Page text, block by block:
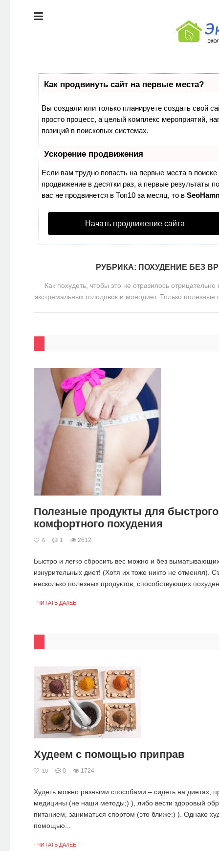
СТИЛЬ
ЭКОЛОГИЯ
ДОМА
КРАСОТА И
ПИТАНИЕ
Как продвинуть сайт на первые места?
Вы создали или только планируете создать свой
просто процесс, а целый комплекс мероприятий,
позиций в поисковых системах.
Ускорение продвижения
Если вам трудно попасть на первые места в
продвижение в десятки раз, а первые результаты
вас не продвинется в Топ10 за месяц, то в
Начать продвижение сайта
РУБРИКА: ПОХУДЕНИЕ БЕЗ
Как похудеть, чтобы это не отразилось
экстремальных голодовок и монодиет. Только
Полезные продукты для
комфортного похудения
6 1 2612
Быстро и легко сбросить вес можно и без
изнурительных диет! (Хотя их тоже никто не отменял).
несколько полезных продуктов, способствующих
- ЧИТАТЬ ДАЛЕЕ -
Худеем с помощью приправ
10 0 1724
Худеть можно разными способами – сидеть на диетах,
медицины (не наши методы;) ), либо вести здоровый
питанием, заниматься спортом (это ближе:) ). Однако
помощью...
- ЧИТАТЬ ДАЛЕЕ -